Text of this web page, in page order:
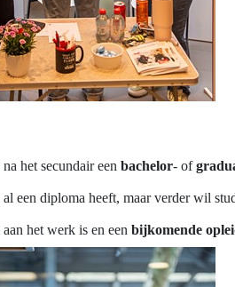
het secundair een bachelor- of
al een diploma heeft, maar verder wil
het werk is en een bijkomende